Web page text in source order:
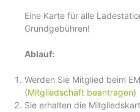
Eine Karte für alle
Grundgebühren!
Ablauf:
Werden Sie Mitglied beim
(Mitgliedschaft beantragen)
Sie erhalten die